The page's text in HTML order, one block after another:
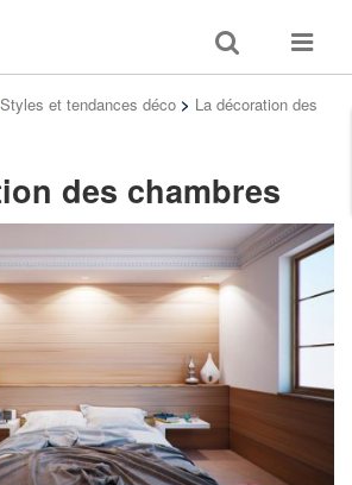
Toggle
search
Toggle
Styles et tendances déco > La décoration des
des chambres